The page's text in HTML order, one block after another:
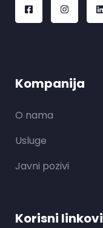
Kompanija
O nama
Usluge
Javni pozivi
Korisni linkovi